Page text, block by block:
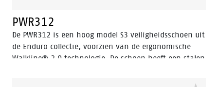
PWR312
De PWR312 is een hoog model S3 veiligheidsschoen uit
de Enduro collectie, voorzien van de ergonomische
Walkline® 2.0 technologie. De schoen heeft een stalen
een PU-neusbescherming. De SRC gecertificeerde zool